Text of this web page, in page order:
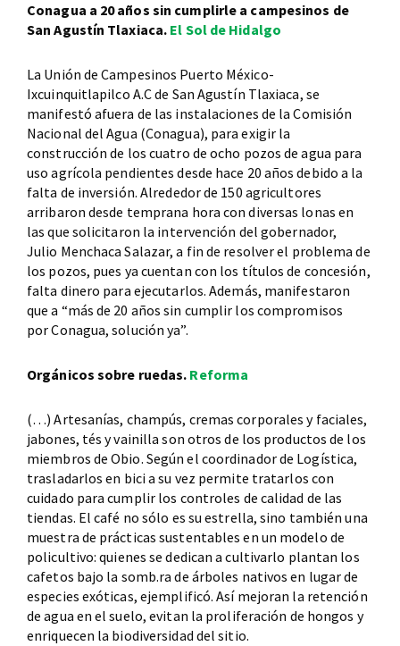
Conagua a 20 años sin cumplirle a campesinos de
San Agustín Tlaxiaca. El Sol de Hidalgo
La Unión de Campesinos Puerto México-
Ixcuinquitlapilco A.C de San Agustín Tlaxiaca, se
manifestó afuera de las instalaciones de la Comisión
Nacional del Agua (Conagua), para exigir la
construcción de los cuatro de ocho pozos de agua para
uso agrícola pendientes desde hace 20 años debido a la
falta de inversión. Alrededor de 150 agricultores
arribaron desde temprana hora con diversas lonas en
las que solicitaron la intervención del gobernador,
Julio Menchaca Salazar, a fin de resolver el problema de
los pozos, pues ya cuentan con los títulos de concesión,
falta dinero para ejecutarlos. Además, manifestaron
que a “más de 20 años sin cumplir los compromisos
por Conagua, solución ya”.
Orgánicos sobre ruedas. Reforma
(…) Artesanías, champús, cremas corporales y faciales,
jabones, tés y vainilla son otros de los productos de los
miembros de Obio. Según el coordinador de Logística,
trasladarlos en bici a su vez permite tratarlos con
cuidado para cumplir los controles de calidad de las
tiendas. El café no sólo es su estrella, sino también una
muestra de prácticas sustentables en un modelo de
policultivo: quienes se dedican a cultivarlo plantan los
cafetos bajo la somb.ra de árboles nativos en lugar de
especies exóticas, ejemplificó. Así mejoran la retención
de agua en el suelo, evitan la proliferación de hongos y
enriquecen la biodiversidad del sitio.